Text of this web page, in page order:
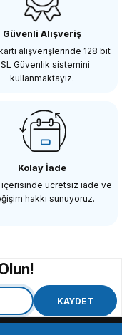
Güvenli Alışveriş
alışverişlerinde 128 bit
Güvenlik sistemini
kullanmaktayız.
Kolay İade
içerisinde ücretsiz iade ve
hakkı sunuyoruz.
KAYDET